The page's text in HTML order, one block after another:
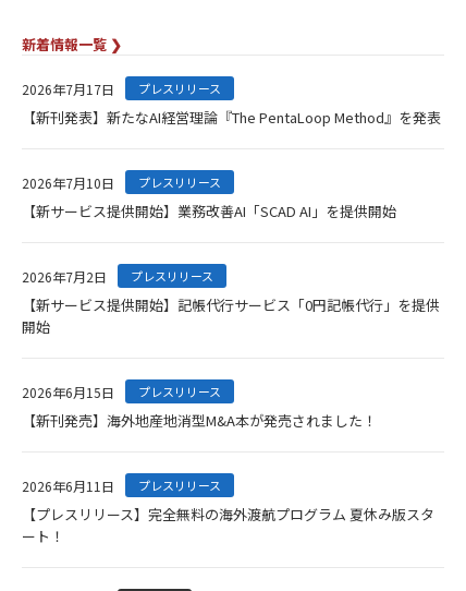
新着情報一覧 ❯
2026年7月17日 プレスリリース
【新刊発表】新たなAI経営理論『The PentaLoop Method』を発表
2026年7月10日 プレスリリース
【新サービス提供開始】業務改善AI「SCAD AI」を提供開始
2026年7月2日 プレスリリース
【新サービス提供開始】記帳代行サービス「0円記帳代行」を提供
開始
2026年6月15日 プレスリリース
【新刊発売】海外地産地消型M&A本が発売されました！
2026年6月11日 プレスリリース
【プレスリリース】完全無料の海外渡航プログラム 夏休み版スタ
ート！